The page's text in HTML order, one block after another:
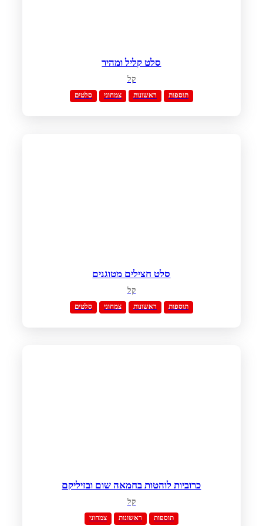
סלט קליל ומהיר
קל
סלטים צמחוני ראשונות תוספות
סלט חצילים מטוגנים
קל
סלטים צמחוני ראשונות תוספות
כרוביות לוהטות בחמאה שום ובזיליקם
קל
צמחוני ראשונות תוספות